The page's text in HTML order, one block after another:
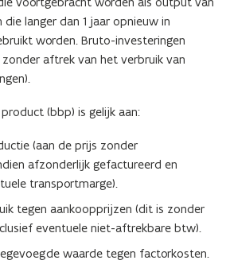
langer dan 1 jaar opnieuw in
worden. Bruto-investeringen
aftrek van het verbruik van
(bbp) is gelijk aan:
(aan de prijs zonder
afzonderlijk gefactureerd en
transportmarge).
tegen aankoopprijzen (dit is zonder
eventuele niet-aftrekbare btw).
waarde tegen factorkosten.